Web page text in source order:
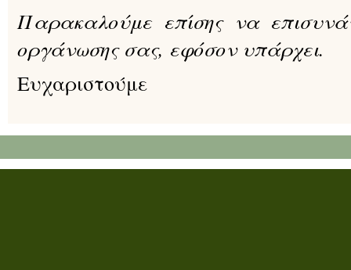
Παρακαλούμε επίσης να
οργάνωσης σας, εφόσον υπάρχει.
Ευχαριστούμε